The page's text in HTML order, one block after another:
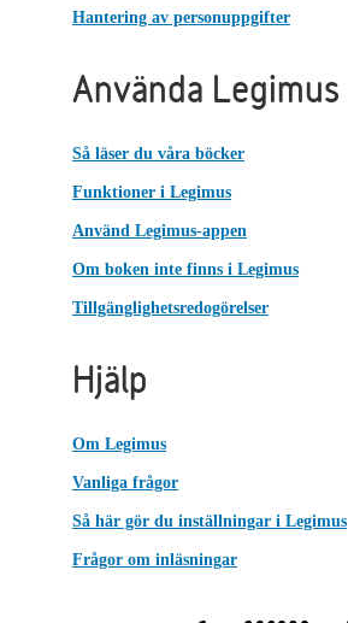
Hantering av personuppgifter
Använda Legimus
Så läser du våra böcker
Funktioner i Legimus
Använd Legimus-appen
Om boken inte finns i Legimus
Tillgänglighetsredogörelser
Hjälp
Om Legimus
Vanliga frågor
Så här gör du inställningar i Legimus
Frågor om inläsningar